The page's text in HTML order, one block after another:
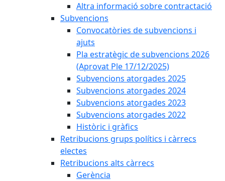
Altra informació sobre contractació
Subvencions
Convocatòries de subvencions i
ajuts
Pla estratègic de subvencions 2026
(Aprovat Ple 17/12/2025)
Subvencions atorgades 2025
Subvencions atorgades 2024
Subvencions atorgades 2023
Subvencions atorgades 2022
Històric i gràfics
Retribucions grups polítics i càrrecs
electes
Retribucions alts càrrecs
Gerència